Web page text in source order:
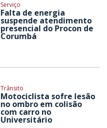
Serviço
Falta de energia
suspende atendimento
presencial do Procon de
Corumbá
Trânsito
Motociclista sofre lesão
no ombro em colisão
com carro no
Universitário